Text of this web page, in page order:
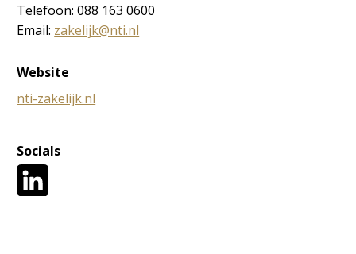
Telefoon:088 163 0600
Email: zakelijk@nti.nl
Website
nti-zakelijk.nl
Socials